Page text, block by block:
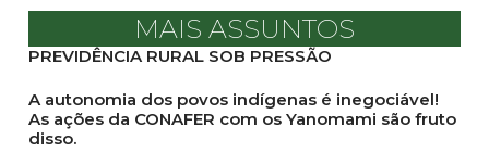
MAIS ASSUNTOS
PREVIDÊNCIA RURAL SOB PRESSÃO
A autonomia dos povos indígenas é inegociável!
As ações da CONAFER com os Yanomami são fruto
disso.